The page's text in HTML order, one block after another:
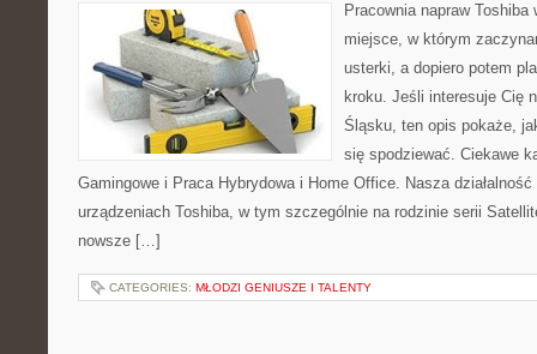
Pracownia napraw
miejsce, w którym
usterki, a dopiero potem
kroku. Jeśli interesuje Cię
Śląsku, ten opis pokaże,
się spodziewać. Ciekawe
Gamingowe i Praca Hybrydowa i Home Office. Nasza
urządzeniach Toshiba, w tym szczególnie na rodzinie serii
nowsze […]
CATEGORIES: MŁODZI GENIUSZE I TALENTY